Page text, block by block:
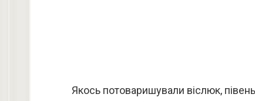
Якось потоваришували віслюк,